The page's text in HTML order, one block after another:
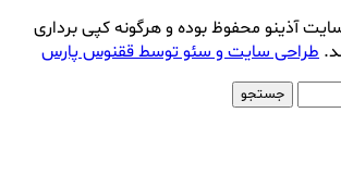
آذینو محفوظ بوده و هرگونه کپی برداری
طراحی سایت و سئو توسط ققنوس پارس
جستجو